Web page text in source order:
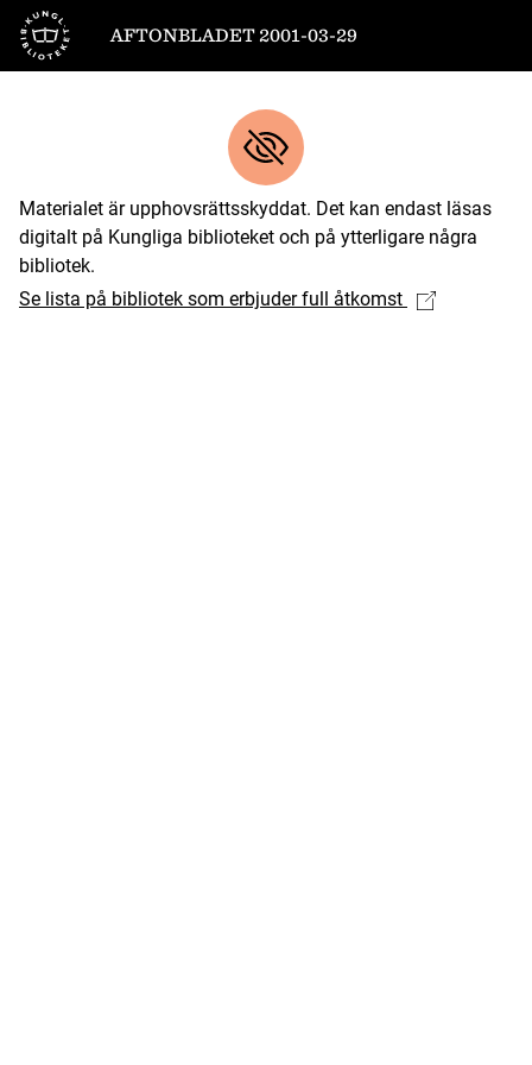
Till startsidan
AFTONBLADET 2001-03-29
Materialet är upphovsrättsskyddat. Det kan endast läsas
digitalt på Kungliga biblioteket och på ytterligare några
bibliotek.
Se lista på bibliotek som erbjuder full åtkomst